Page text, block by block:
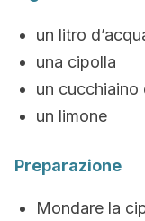
un litro
una cipolla
un
un limone
Preparazione
Mondare la